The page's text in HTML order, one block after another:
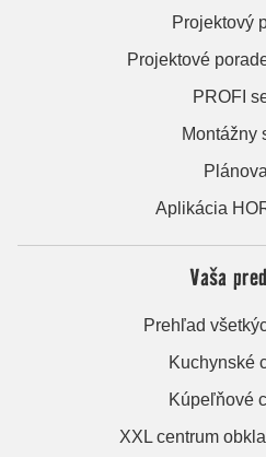
Projektový
Projektové
PROFI
Montážny
Aplikácia
Vaša
Prehľad
Kuchynské
Kúpeľňové
XXL centrum